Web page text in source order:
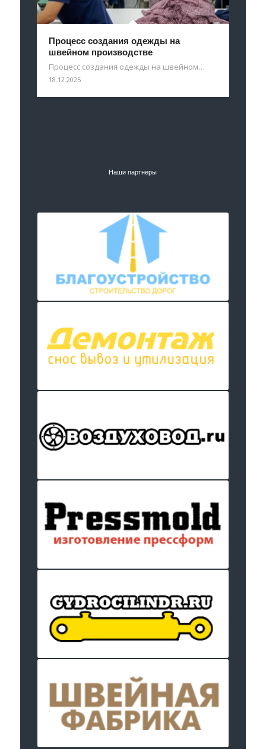
Процесс создания одежды на
швейном производстве
Процесс создания одежды на швейном…
18.12.2025
Наши партнеры